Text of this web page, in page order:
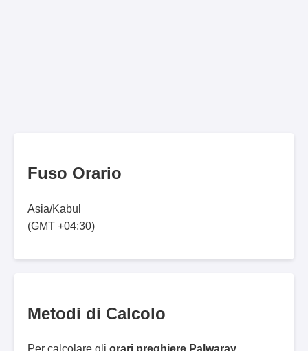
Fuso Orario
Asia/Kabul
(GMT +04:30)
Metodi di Calcolo